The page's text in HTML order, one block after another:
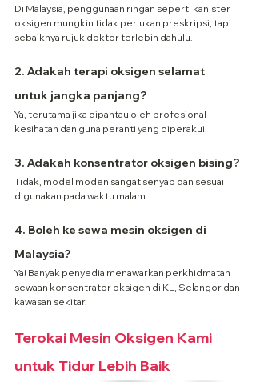
Di Malaysia, penggunaan ringan seperti kanister
oksigen mungkin tidak perlukan preskripsi, tapi
sebaiknya rujuk doktor terlebih dahulu.
2. Adakah terapi oksigen selamat
untuk jangka panjang?
Ya, terutama jika dipantau oleh profesional
kesihatan dan guna peranti yang diperakui.
3. Adakah konsentrator oksigen bising?
Tidak, model moden sangat senyap dan sesuai
digunakan pada waktu malam.
4. Boleh ke sewa mesin oksigen di
Malaysia?
Ya! Banyak penyedia menawarkan perkhidmatan
sewaan konsentrator oksigen di KL, Selangor dan
kawasan sekitar.
Terokai Mesin Oksigen Kami
untuk Tidur Lebih Baik